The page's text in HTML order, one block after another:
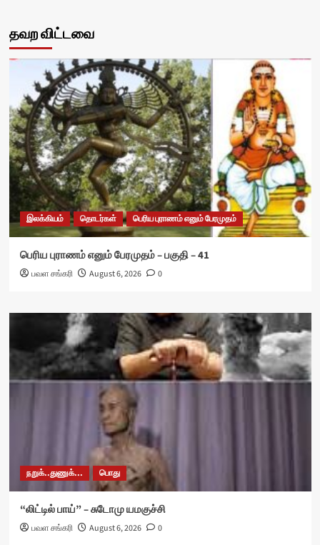
தவற விட்டவை
இலக்கியம் தொடர்கள் பெரிய புராணம் எனும் பேரமுதம்
பெரிய புராணம் எனும் பேரமுதம் – பகுதி – 41
பவள சங்கரி August 6, 2026 0
நறுக்..துணுக்... பொது
“லிட்டில் பாய்” – சுடோமு யமகுச்சி
பவள சங்கரி August 6, 2026 0